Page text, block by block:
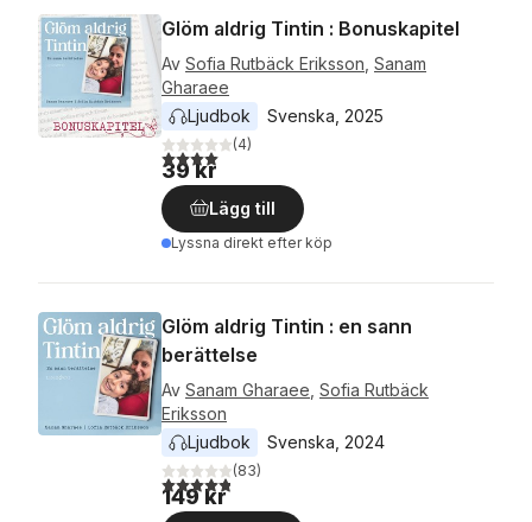
Glöm aldrig Tintin : Bonuskapitel
Av Sofia Rutbäck Eriksson Sanam
Gharaee
Ljudbok
Svenska 2025
4,0utav 5 stjärnor. Totalt antal röster:
(4)
39 kr
Lägg till
Lyssna direkt efter köp
Glöm aldrig Tintin : en sann
berättelse
Av Sanam Gharaee Sofia Rutbäck
Eriksson
Ljudbok
Svenska 2024
4,8utav 5 stjärnor. Totalt antal röster:
(83)
149 kr